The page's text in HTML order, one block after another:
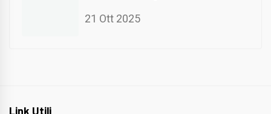
21 Ott 2025
Link Utili